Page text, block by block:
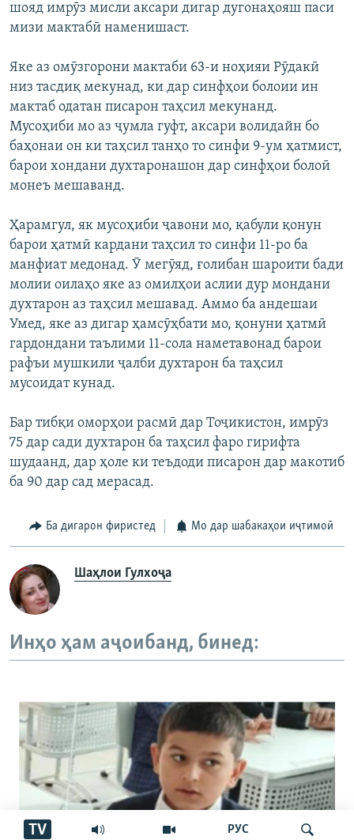
РУС
TV
шояд имрӯз мисли аксари дигар дугонаҳояш паси
мизи мактабӣ наменишаст.
Яке аз омӯзгорони мактаби 63-и ноҳияи Рӯдакӣ
низ тасдиқ мекунад, ки дар синфҳои болоии ин
мактаб одатан писарон таҳсил мекунанд.
Мусоҳиби мо аз ҷумла гуфт, аксари волидайн бо
баҳонаи он ки таҳсил танҳо то синфи 9-ум ҳатмист,
барои хондани духтаронашон дар синфҳои болоӣ
монеъ мешаванд.
Ҳарамгул, як мусоҳиби ҷавони мо, қабули қонун
барои ҳатмӣ кардани таҳсил то синфи 11-ро ба
манфиат медонад. Ӯ мегӯяд, ғолибан шароити бади
молии оилаҳо яке аз омилҳои аслии дур мондани
духтарон аз таҳсил мешавад. Аммо ба андешаи
Умед, яке аз дигар ҳамсӯҳбати мо, қонуни ҳатмӣ
гардондани таълими 11-сола наметавонад барои
рафъи мушкили ҷалби духтарон ба таҳсил
мусоидат кунад.
Бар тибқи оморҳои расмӣ дар Тоҷикистон, имрӯз
75 дар сади духтарон ба таҳсил фаро гирифта
шудаанд, дар ҳоле ки теъдоди писарон дар макотиб
ба 90 дар сад мерасад.
Ба дигарон фиристед Мо дар шабакаҳои иҷтимоӣ
Шаҳлои Гулхоҷа
Инҳо ҳам аҷоибанд, бинед: